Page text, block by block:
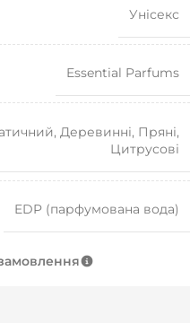
Унісекс
Essential Parfums
, Деревинні, Пряні,
Цитрусові
EDP (парфумована вода)